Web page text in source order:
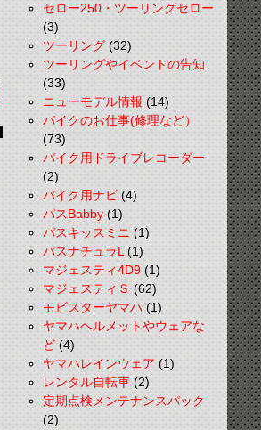
セロー250・ツーリングセロー
(3)
ツーリング(32)
ツーリングやイベントの告知
(33)
ニューモデル情報(14)
バイクのお仕事(修理など）
(73)
バイク用ドライブレコーダー
(2)
バイク用ナビ(4)
パスBabby(1)
パスキッスミニ(1)
パスナチュラL(1)
マジェスティ4D9(1)
マジェスティＳ(62)
モビスターヤマハ(1)
ヤマハヘルメットやウェアな
ど(4)
ヤマハレインウェア(1)
レンタル自転車(2)
定期点検メンテナンスパック
(2)